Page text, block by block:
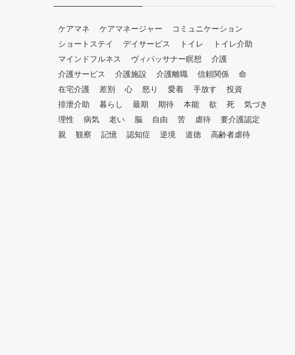
ケアマネ ケアマネージャー
コミュニケーション
ショートステイ
デイサービス トイレ
トイレ介助
マインドフルネス
ヴィパッサナー瞑想
介護
介護サービス
介護施設 介護離職 信頼関係
命
在宅介護
差別 心 怒り 愛着 手放す
投資
排泄介助
暮らし 最期 期待 本能 欲 死
気づき
理性
病気 老い 脳 自由 苦 虐待
要介護認定
親
観察 記憶 認知症 逆境 道徳 高齢者虐待